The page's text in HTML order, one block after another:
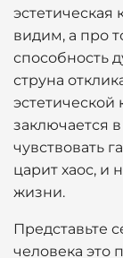
эстетическая
видим, а про
способность
струна
эстетической
заключается
чувствовать
царит хаос, и
жизни.
Представьте
человека это